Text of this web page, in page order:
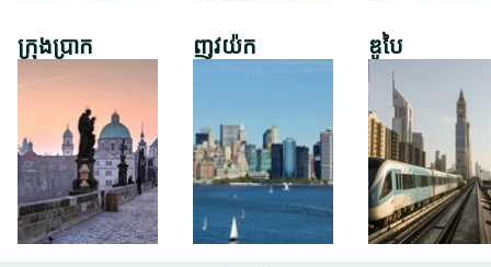
ក្រុងប្រាក ញូវយ៉ក ឌូបៃ